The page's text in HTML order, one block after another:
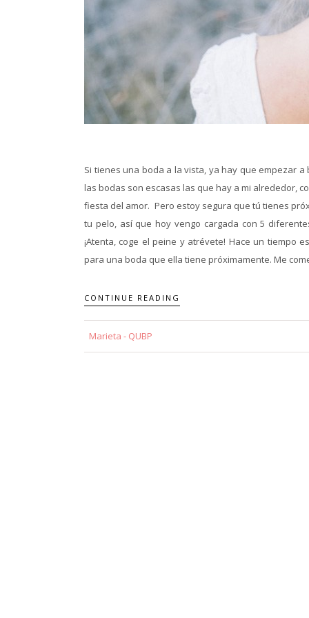
Si tienes una boda a la vista, ya hay que empezar
las bodas son escasas las que hay a mi alrededor,
fiesta del amor. Pero estoy segura que tú tienes
tu pelo, así que hoy vengo cargada con 5
¡Atenta, coge el peine y atrévete! Hace un tiempo
para una boda que ella tiene próximamente. Me
CONTINUE READING
Marieta - QUBP